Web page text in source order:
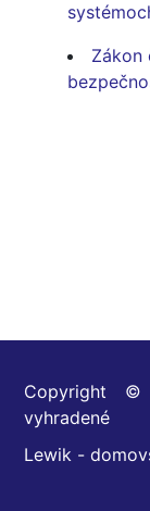
Zákon
Copyright ©
vyhradené
Lewik -